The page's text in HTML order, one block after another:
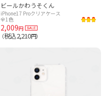
ビールかわうそくん
iPhone17 Proクリアケース
全1色
2,009円
（税込2,210円）